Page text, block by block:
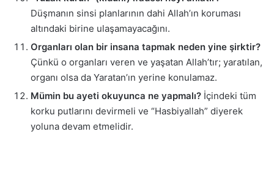
Düşmanın sinsi planlarının dahi Allah’ın koruması
altındaki birine ulaşamayacağını.
Organları olan bir insana tapmak neden yine şirktir?
Çünkü o organları veren ve yaşatan Allah’tır; yaratılan,
organı olsa da Yaratan’ın yerine konulamaz.
Mümin bu ayeti okuyunca ne yapmalı? İçindeki tüm
korku putlarını devirmeli ve “Hasbiyallah” diyerek
yoluna devam etmelidir.